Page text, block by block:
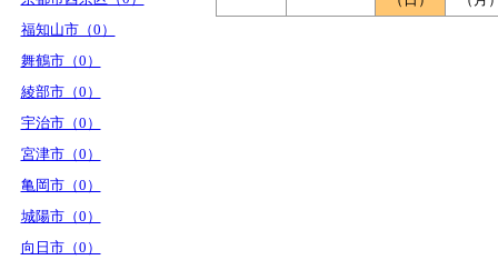
福知山市（0）
舞鶴市（0）
綾部市（0）
宇治市（0）
宮津市（0）
亀岡市（0）
城陽市（0）
向日市（0）